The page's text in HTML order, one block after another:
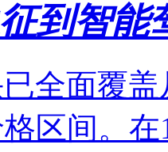
到智能
全面覆
区间。